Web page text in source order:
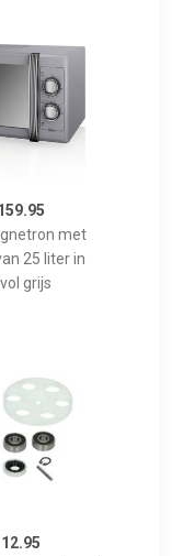
met
25 liter in
grijs